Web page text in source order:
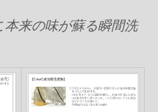
来の味が蘇る瞬間洗